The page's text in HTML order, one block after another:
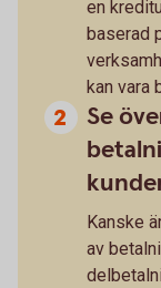
en
baserad
kan vara
Se
Kanske
av